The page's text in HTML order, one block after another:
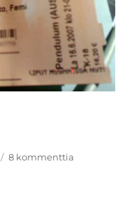
8 kommenttia